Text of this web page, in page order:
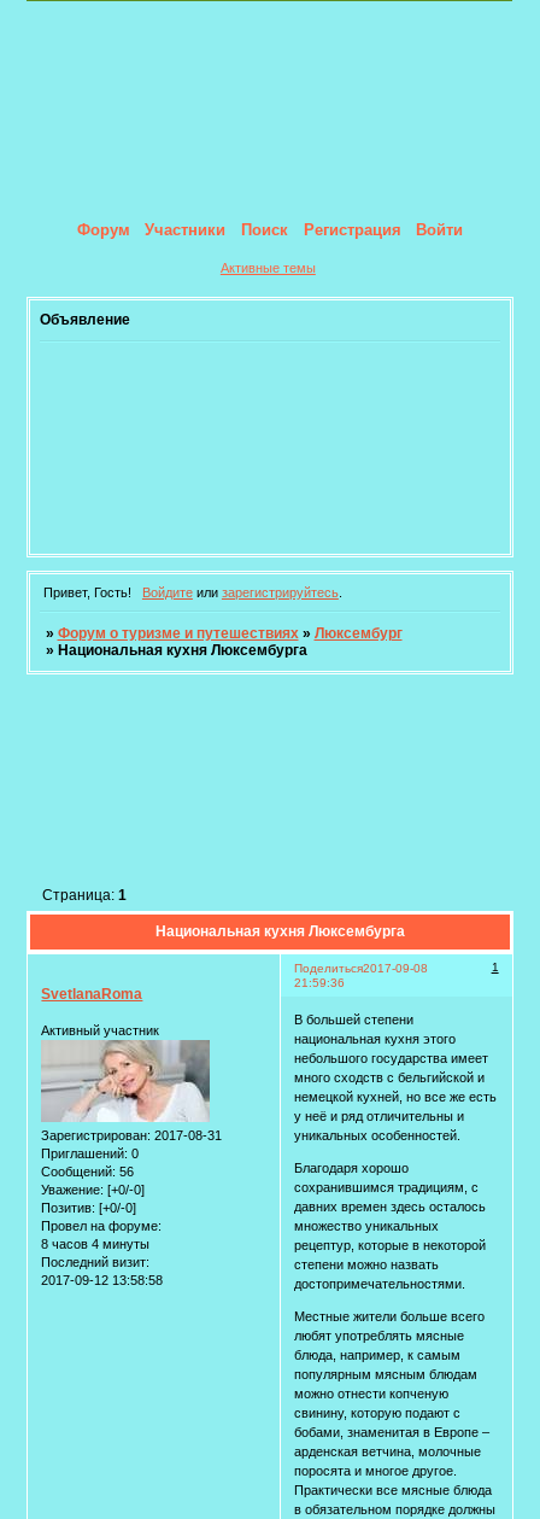
Форум Участники Поиск Регистрация Войти
Активные темы
Объявление
Привет, Гость! Войдитеили зарегистрируйтесь.
» Форум о туризме и путешествиях » Люксембург
» Национальная кухня Люксембурга
Национальная кухня Люксембурга
Страница: 1
Поделиться 1
2017-09-08
21:59:36
SvetlanaRoma
Активный участник
Зарегистрирован: 2017-08-31
Приглашений: 0
Сообщений: 56
Уважение: [+0/-0]
Позитив: [+0/-0]
Провел на форуме:
8 часов 4 минуты
Последний визит:
2017-09-12 13:58:58
В большей степени
национальная кухня этого
небольшого государства имеет
много сходств с бельгийской и
немецкой кухней, но все же есть
у неё и ряд отличительны и
уникальных особенностей.
Благодаря хорошо
сохранившимся традициям, с
давних времен здесь осталось
множество уникальных
рецептур, которые в некоторой
степени можно назвать
достопримечательностями.
Местные жители больше всего
любят употреблять мясные
блюда, например, к самым
популярным мясным блюдам
можно отнести копченую
свинину, которую подают с
бобами, знаменитая в Европе –
арденская ветчина, молочные
поросята и многое другое.
Практически все мясные блюда
в обязательном порядке должны